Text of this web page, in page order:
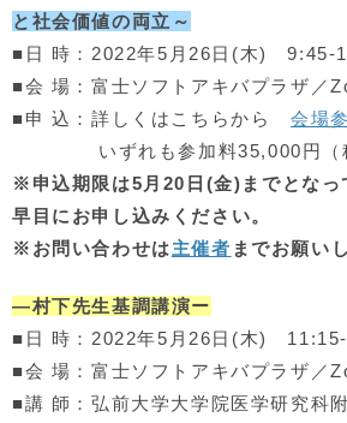
と社会価値の両立～
■日 時：2022年5月26日(木) 9:45-
■会 場：富士ソフトアキバプラザ／
■申 込：詳しくはこちらから会場
いずれも参加料35,000円（税
※申込期限は5月20日(金)までとなっ
早目にお申し込みください。
※お問い合わせは主催者 までお願い
―村下先生基調講演ー
■日 時：2022年5月26日(木)
■会 場：富士ソフトアキバプラザ／
■講 師：弘前大学大学院医学研究科